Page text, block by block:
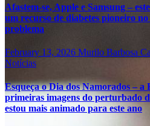
Afastem-se, Apple e Samsung –
um recurso de diabetes pioneiro
problema
February 13, 2026 Murilo Barbosa
Notícias
Esqueça o Dia dos Namorados – a
primeiras imagens do perturbado
estou mais animado para este ano